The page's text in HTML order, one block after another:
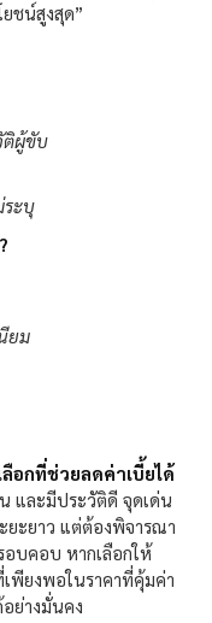
ชน์สูงสุด”
ติผู้ขับ
ระบุ
?
ยม
อกที่ช่วยลดค่าเบี้ยได้
และมีประวัติดี จุดเด่น
ยะยาว แต่ต้องพิจารณา
อบคอบ หากเลือกให้
พียงพอในราคาที่คุ้มค่า
ย่างมั่นคง